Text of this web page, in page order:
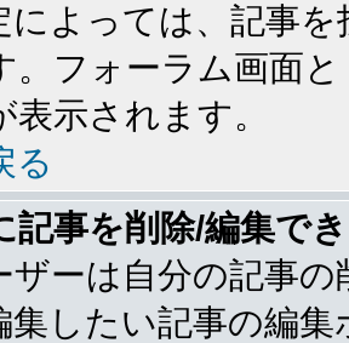
によっては、記事
。フォーラム画面
示されます。
る
記事を削除/編集で
ザーは自分の記事
集したい記事の編